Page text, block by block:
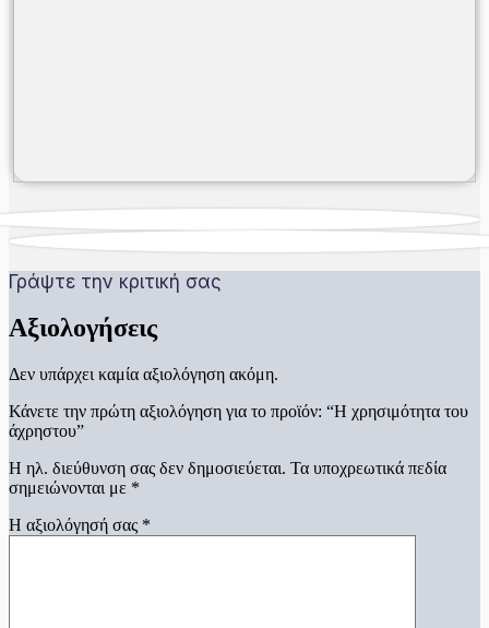
Γράψτε την κριτική σας
Αξιολογήσεις
Δεν υπάρχει καμία αξιολόγηση ακόμη.
Κάνετε την πρώτη αξιολόγηση για το προϊόν: “Η χρησιμότητα του
άχρηστου”
Η ηλ. διεύθυνση σας δεν δημοσιεύεται. Τα υποχρεωτικά πεδία
σημειώνονται με *
Η αξιολόγησή σας *